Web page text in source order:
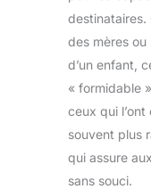
destinataires.
des mères
d’un enfant,
« formidable
ceux qui
souvent plus
qui assure
sans souci.